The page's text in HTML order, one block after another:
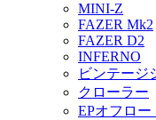
MINI-Z
FAZER Mk2
FAZER D2
INFERNO
ビンテージ
クローラー
EPオフロー